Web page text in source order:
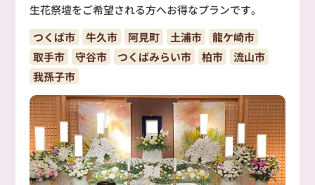
生花祭壇をご希望される方へお得なプランです。
つくば市
牛久市 阿見町 土浦市
龍ケ崎市
取手市
守谷市 つくばみらい市 柏市
流山市
我孫子市